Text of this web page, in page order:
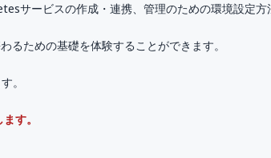
サービスの作成・連携、管理のための環境設定方
るための基礎を体験することができます。
。
す。